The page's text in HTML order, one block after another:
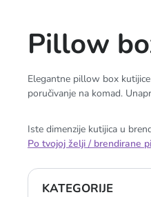
Pillow
Elegantne pillow box
poručivanje na komad.
Iste dimenzije kutijica u
Po tvojoj želji / brendirane
KATEGORIJE